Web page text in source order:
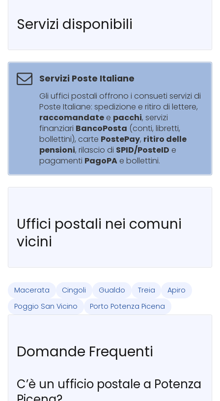
Servizi disponibili
Servizi Poste Italiane
Gli uffici postali offrono i consueti servizi di
Poste Italiane: spedizione e ritiro di lettere,
raccomandate e pacchi, servizi
finanziari BancoPosta (conti, libretti,
bollettini), carte PostePay, ritiro delle
pensioni, rilascio di SPID/PosteID e
pagamenti PagoPA e bollettini.
Uffici postali nei comuni
vicini
Macerata Cingoli Gualdo Treia
Apiro
Poggio San Vicino
Porto Potenza Picena
Domande Frequenti
C’è un ufficio postale a Potenza